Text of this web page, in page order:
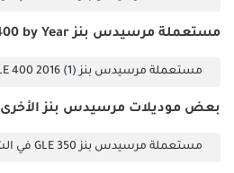
مستعملة مرسيدس بنز GLE 400 by Year
مستعملة مرسيدس بنز GLE 400 2016 (1)
بعض موديلات مرسيدس بنز الأخرى
مستعملة مرسيدس بنز GLE 350 في الشارقة